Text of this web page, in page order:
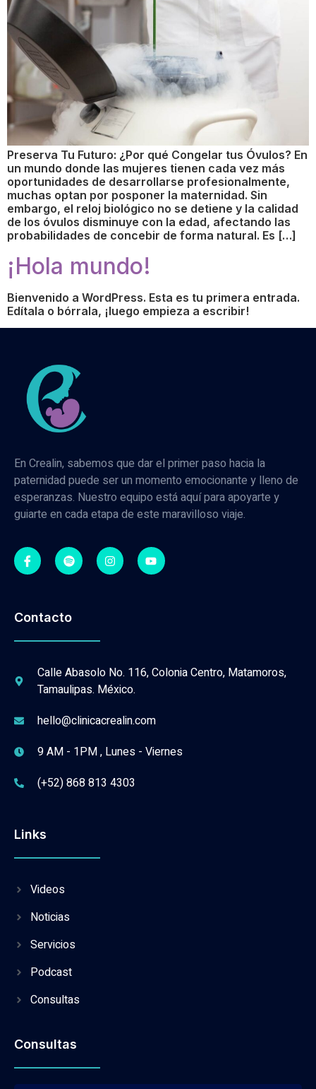
Preserva Tu Futuro: ¿Por qué Congelar tus Óvulos? En
un mundo donde las mujeres tienen cada vez más
oportunidades de desarrollarse profesionalmente,
muchas optan por posponer la maternidad. Sin
embargo, el reloj biológico no se detiene y la calidad
de los óvulos disminuye con la edad, afectando las
probabilidades de concebir de forma natural. Es […]
¡Hola mundo!
Bienvenido a WordPress. Esta es tu primera entrada.
Edítala o bórrala, ¡luego empieza a escribir!
En Crealin, sabemos que dar el primer paso hacia la
paternidad puede ser un momento emocionante y lleno de
esperanzas. Nuestro equipo está aquí para apoyarte y
guiarte en cada etapa de este maravilloso viaje.
Contacto
Calle Abasolo No. 116, Colonia Centro, Matamoros,
Tamaulipas. México.
hello@clinicacrealin.com
9 AM - 1PM , Lunes - Viernes
(+52) 868 813 4303
Links
Videos
Noticias
Servicios
Podcast
Consultas
Consultas